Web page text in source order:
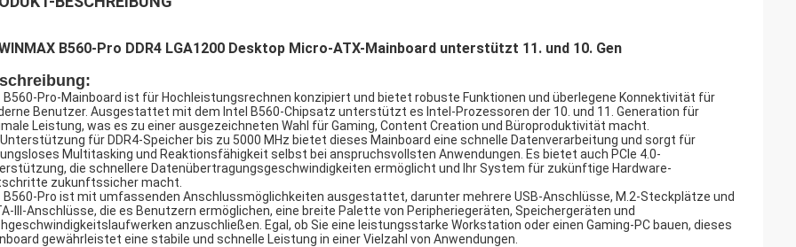
B560-Pro DDR4 LGA1200 Desktop Micro-ATX-Mainboard unterstützt 11. und 10. Gen
B560-Pro-Mainboard ist für Hochleistungsrechnen konzipiert und bietet robuste Funktionen und überlegene Konnektivität für
Benutzer. Ausgestattet mit dem Intel B560-Chipsatz unterstützt es Intel-Prozessoren der 10. und 11. Generation für
Leistung, was es zu einer ausgezeichneten Wahl für Gaming, Content Creation und Büroproduktivität macht.
für DDR4-Speicher bis zu 5000 MHz bietet dieses Mainboard eine schnelle Datenverarbeitung und sorgt für
Multitasking und Reaktionsfähigkeit selbst bei anspruchsvollsten Anwendungen. Es bietet auch PCIe 4.0-
die schnellere Datenübertragungsgeschwindigkeiten ermöglicht und Ihr System für zukünftige Hardware-
zukunftssicher macht.
B560-Pro ist mit umfassenden Anschlussmöglichkeiten ausgestattet, darunter mehrere USB-Anschlüsse, M.2-Steckplätze und
III-Anschlüsse, die es Benutzern ermöglichen, eine breite Palette von Peripheriegeräten, Speichergeräten und
anzuschließen. Egal, ob Sie eine leistungsstarke Workstation oder einen Gaming-PC bauen, dieses
gewährleistet eine stabile und schnelle Leistung in einer Vielzahl von Anwendungen.